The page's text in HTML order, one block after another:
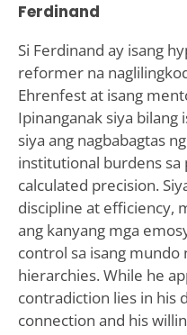
Ferdinand
Si Ferdinand ay isang
reformer na
Ehrenfest at isang
Ipinanganak siya bilang
siya ang nagbabagtas
institutional burdens sa
calculated precision.
discipline at efficiency,
ang kanyang mga
control sa isang mundo
hierarchies. While he
contradiction lies in his
connection and his